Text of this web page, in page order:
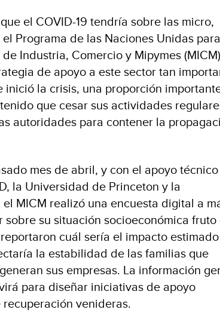
el COVID-19 tendría sobre las micro,
Programa de las Naciones Unidas
Industria, Comercio y Mipymes
de apoyo a este sector tan
inició la crisis, una proporción
que cesar sus actividades
autoridades para contener la
mes de abril, y con el apoyo
la Universidad de Princeton y la
MICM realizó una encuesta digital a
su situación socioeconómica fruto
cuál sería el impacto
la estabilidad de las familias que
sus empresas. La información
para diseñar iniciativas de apoyo
venideras.